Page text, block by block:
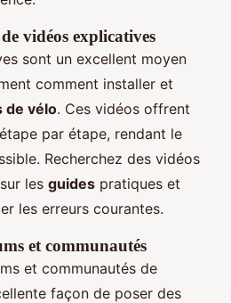
vidéos explicatives
sont un excellent moyen
comment installer et
de vélo. Ces vidéos offrent
par étape, rendant le
Recherchez des vidéos
les guides pratiques et
les erreurs courantes.
et communautés
et communautés de
façon de poser des